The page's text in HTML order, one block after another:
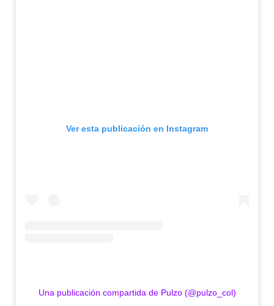
Ver esta publicación en Instagram
Una publicación compartida de Pulzo (@pulzo_col)